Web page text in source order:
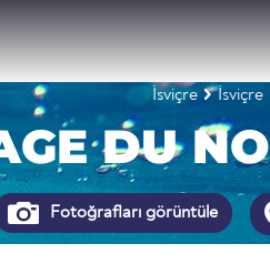
İsviçre İsviçre
DU
Fotoğrafları görüntüle